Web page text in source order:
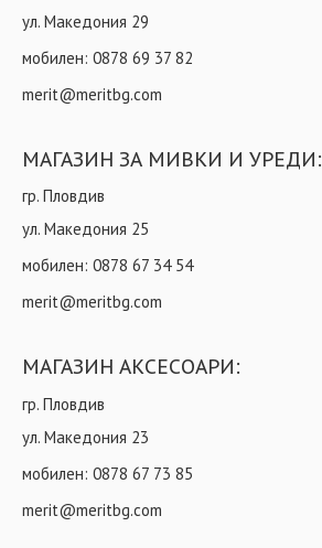
ул. Македония 29
мобилен: 0878 69 37 82
merit@meritbg.com
МАГАЗИН ЗА МИВКИ И УРЕДИ:
гр. Пловдив
ул. Македония 25
мобилен: 0878 67 34 54
merit@meritbg.com
МАГАЗИН АКСЕСОАРИ:
гр. Пловдив
ул. Македония 23
мобилен: 0878 67 73 85
merit@meritbg.com